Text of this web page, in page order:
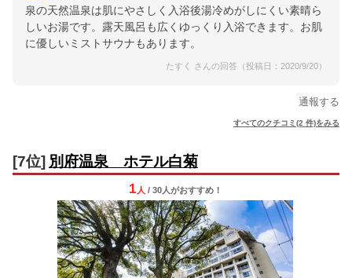
泉の天然温泉は肌にやさしく入浴後湯冷めがしにくい素晴ら
しいお湯です。露天風呂も広くゆっくり入浴できます。お肌
に優しいミストサウナもあります。
たすく さんの回答（投稿日：2020/9/20）
通報する
すべてのクチコミ(2 件)をみる
[7位] 別府温泉 ホテル白菊
1 人 / 30人がおすすめ！